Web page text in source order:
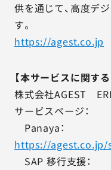
供を通じて、高度デ
す。
https://agest.co.jp
【本サービスに関す
株式会社AGEST
サービスページ：
Panaya：
https://
SAP 移行支援：